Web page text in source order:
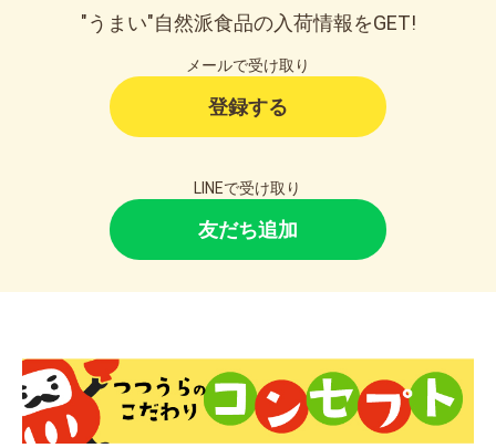
"うまい"自然派食品の入荷情報をGET!
メールで受け取り
登録する
LINEで受け取り
友だち追加